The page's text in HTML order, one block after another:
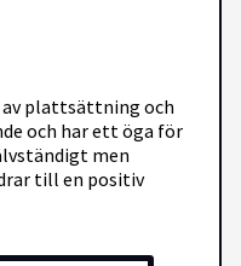
av plattsättning och
och har ett öga för
men
till en positiv